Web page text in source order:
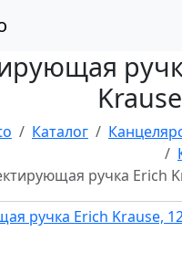
Каталог
ручка Erich